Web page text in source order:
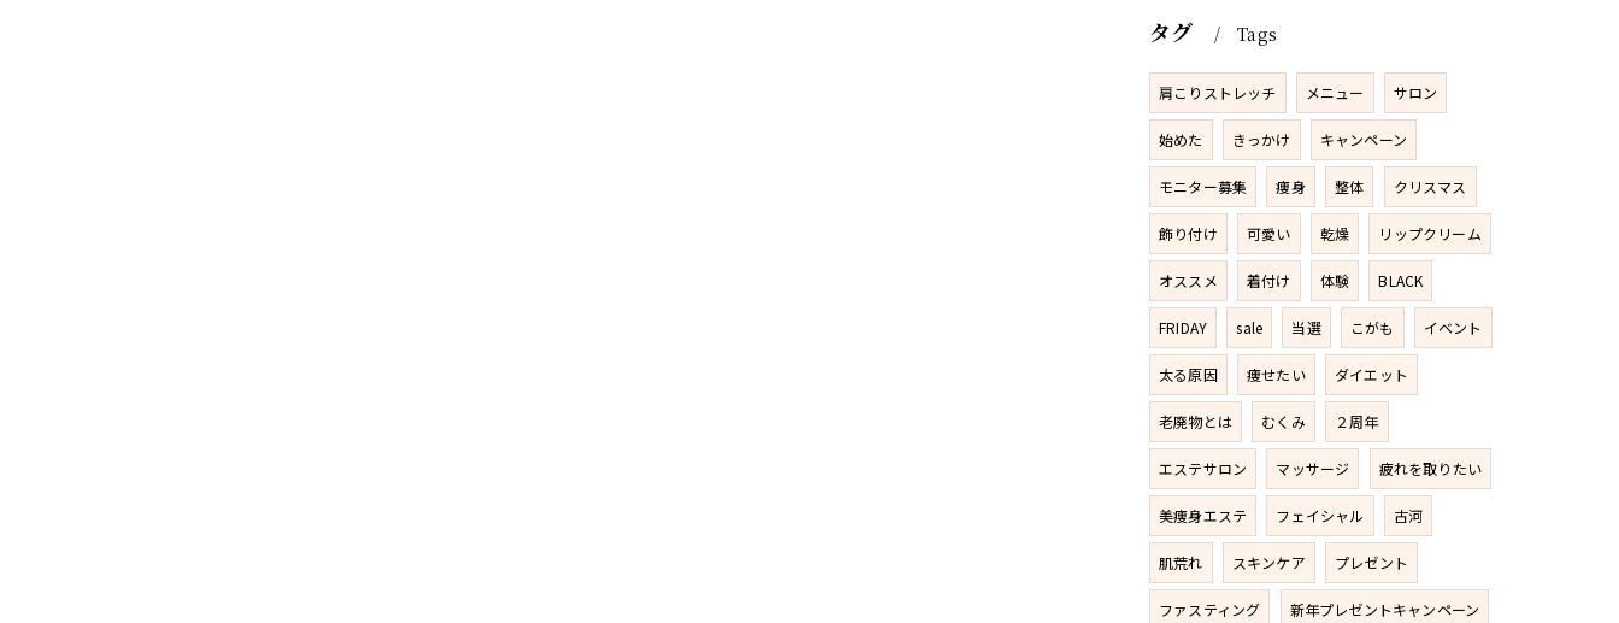
タグ Tags
肩こりストレッチ メニュー サロン
始めた きっかけ キャンペーン
モニター募集 痩身 整体 クリスマス
飾り付け 可愛い 乾燥 リップクリーム
オススメ 着付け 体験 BLACK
FRIDAY sale 当選 こがも イベント
太る原因 痩せたい ダイエット
老廃物とは むくみ ２周年
エステサロン マッサージ 疲れを取りたい
美痩身エステ フェイシャル 古河
肌荒れ スキンケア プレゼント
ファスティング 新年プレゼントキャンペーン